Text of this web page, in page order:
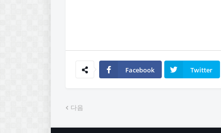
Facebook Twitter
다음